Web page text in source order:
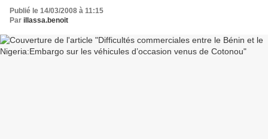
Publié le 14/03/2008 à 11:15
Par illassa.benoit